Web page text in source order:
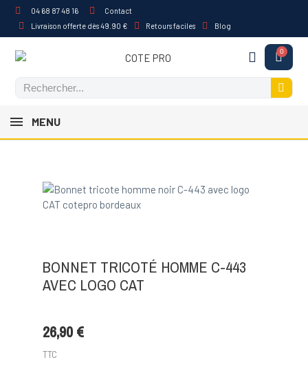
04 68 87 48 16
Contact
Livraison offerte dès 49.90 €
Retours faciles Blog
MENU
BONNET TRICOTÉ HOMME C-443
AVEC LOGO CAT
26,90 €
TTC